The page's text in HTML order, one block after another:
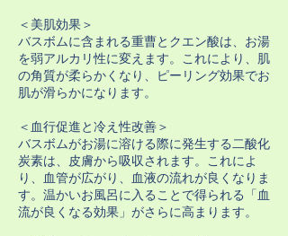
＜美肌効果＞
バスボムに含まれる重曹とクエン酸は、お湯
を弱アルカリ性に変えます。これにより、肌
の角質が柔らかくなり、ピーリング効果でお
肌が滑らかになります。
＜血行促進と冷え性改善＞
バスボムがお湯に溶ける際に発生する二酸化
炭素は、皮膚から吸収されます。これによ
り、血管が広がり、血液の流れが良くなりま
す。温かいお風呂に入ることで得られる「血
流が良くなる効果」がさらに高まります。